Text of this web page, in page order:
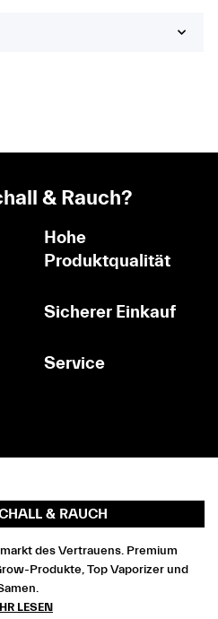
& Rauch?
Hohe
Produktqualität
Sicherer Einkauf
Service
& RAUCH
des Vertrauens. Premium
Produkte, Top Vaporizer und
LESEN